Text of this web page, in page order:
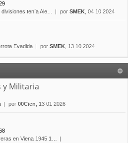
tenía Ale… por SMEK , 04 10 2024
Evadida por SMEK , 13 10 2024
y Militaria
por 00Cien , 13 01 2026
en Viena 1945 1…